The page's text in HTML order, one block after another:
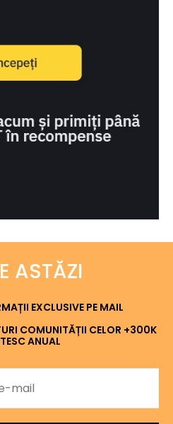
ASTĂZI
EXCLUSIVE PE MAIL
COMUNITĂȚII CELOR +300K
ANUAL